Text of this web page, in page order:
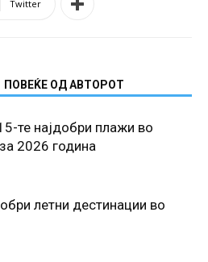
Twitter
ПОВЕЌЕ ОД АВТОРОТ
те најдобри плажи во
2026 година
летни дестинации во